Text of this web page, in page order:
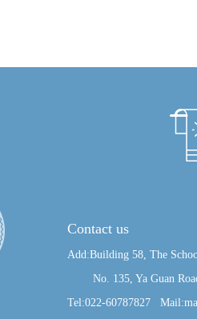
Contact us
Add:Building 58, The
No. 135, Ya Guan
Tel:022-60787827